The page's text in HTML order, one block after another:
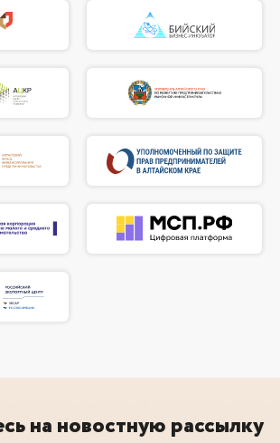
на новостную рассылку